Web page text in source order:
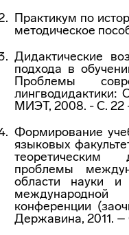
Практикум по
методическое
Дидактические
подхода в
Проблемы
лингводидактики:
МИЭТ, 2008. - С. 22
Формирование
языковых
теоретическим
проблемы
области науки и
конференции
Державина, 2011. –